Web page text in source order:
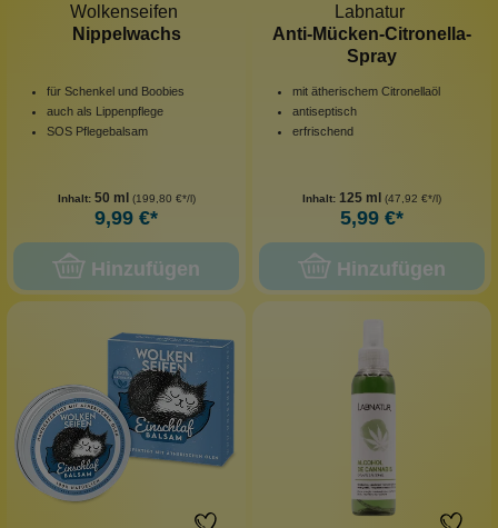
Wolkenseifen
Nippelwachs
für Schenkel und Boobies
auch als Lippenpflege
SOS Pflegebalsam
Inhalt: 50 ml (199,80 €*/l)
9,99 €*
Hinzufügen
Labnatur
Anti-Mücken-Citronella-
Spray
mit ätherischem Citronellaöl
antiseptisch
erfrischend
Inhalt: 125 ml (47,92 €*/l)
5,99 €*
Hinzufügen